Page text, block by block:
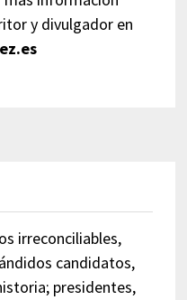
y divulgador en
irreconciliables,
candidatos,
presidentes,